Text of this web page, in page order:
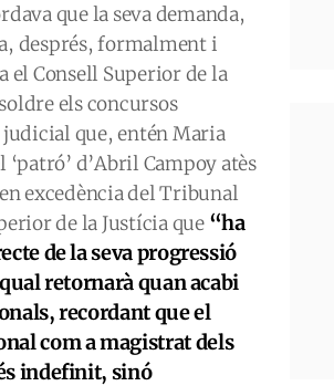
que la seva demanda,
després, formalment i
Consell Superior de la
els concursos
que, entén Maria
d’Abril Campoy atès
excedència del Tribunal
de la Justícia que “ha
de la seva progressió
retornarà quan acabi
recordant que el
com a magistrat dels
indefinit, sinó